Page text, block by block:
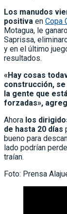
Los manudos
positiva en Copa
Motagua, le
Saprissa,
y en el último
resultados.
«Hay cosas
construcción,
la gente que
forzadas»,
Ahora los
de hasta 20 días
bueno para
lado podrían
traían.
Foto: Prensa